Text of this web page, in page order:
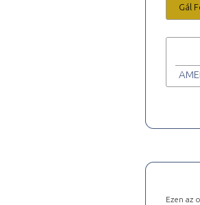
Gál
Ezen az